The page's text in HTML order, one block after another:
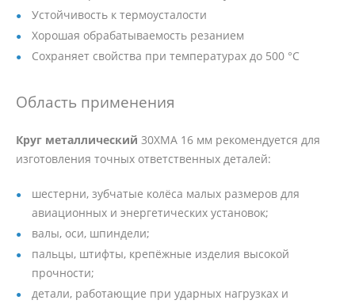
Устойчивость к термоусталости
Хорошая обрабатываемость резанием
Сохраняет свойства при температурах до 500 °C
Область применения
Круг металлический 30ХМА 16 мм рекомендуется для
изготовления точных ответственных деталей:
шестерни, зубчатые колёса малых размеров для
авиационных и энергетических установок;
валы, оси, шпиндели;
пальцы, штифты, крепёжные изделия высокой
прочности;
детали, работающие при ударных нагрузках и